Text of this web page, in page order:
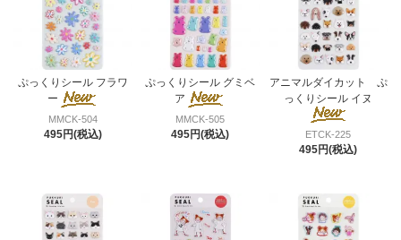
ぷっくりシール フラワ
ー
MMCK-504
495円(税込)
ぷっくりシール グミベ
ア
MMCK-505
495円(税込)
アニマルダイカット ぷ
っくりシール イヌ
ETCK-225
495円(税込)